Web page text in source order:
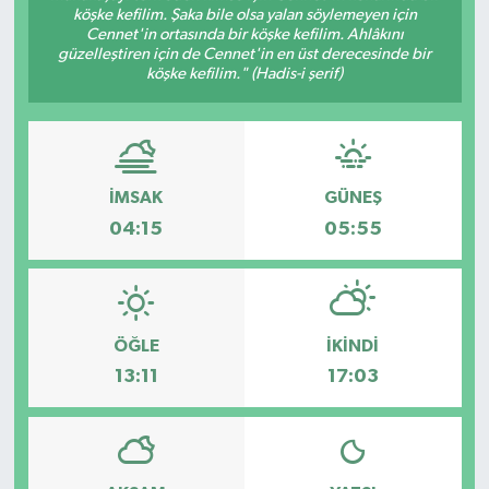
köşke kefilim. Şaka bile olsa yalan söylemeyen için
Cennet'in ortasında bir köşke kefilim. Ahlâkını
güzelleştiren için de Cennet'in en üst derecesinde bir
köşke kefilim." (Hadis-i şerif)
İMSAK
04:15
GÜNEŞ
05:55
ÖĞLE
13:11
İKINDI
17:03
Ardahan Müftülüğü
Aydın Müftülüğü
Balıkesir Müftülüğü
Bartın Müftülüğü
Batman Müftülüğü
Bayburt Müftülüğü
Bingöl Müftülüğü
Kudüs
Mukabele
Peygamberimizin Hayatı
Ramazan
Sahabeler
Hutbeler
DİYANET GENÇLİK
DİYANET RADYO/TV
DEPREM
Eğitim